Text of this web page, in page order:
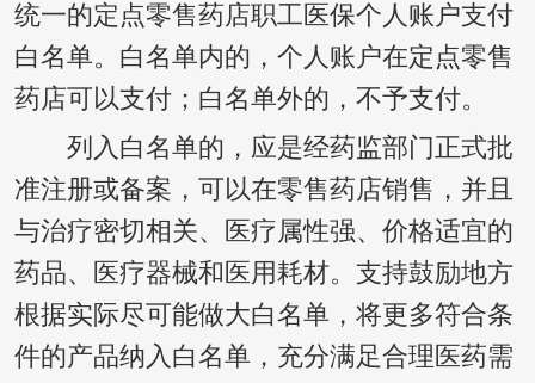
统一的定点零售药店职工医保个人账户支付
白名单。白名单内的，个人账户在定点零售
药店可以支付；白名单外的，不予支付。
列入白名单的，应是经药监部门正式批
准注册或备案，可以在零售药店销售，并且
与治疗密切相关、医疗属性强、价格适宜的
药品、医疗器械和医用耗材。支持鼓励地方
根据实际尽可能做大白名单，将更多符合条
件的产品纳入白名单，充分满足合理医药需